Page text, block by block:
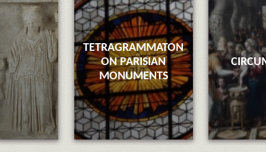
TETRAGRAMMATON
ON PARISIAN
MONUMENTS